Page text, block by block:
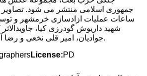
جمهوری اسلامی منتشر می شود.
ساعات عملیات ازادسازی خرمشهر و
شهید داریوش گودرزی کیا،
جوادیان، امیر قلی نخعی و رضا آقارضی ثبت شده است.
License:PD